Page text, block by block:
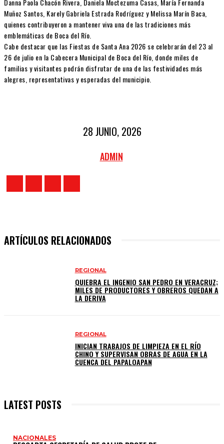
Danna Paola Chacón Rivera, Daniela Moctezuma Casas, María Fernanda
Muñoz Santos, Karely Gabriela Estrada Rodríguez y Melissa Marín Baca,
quienes contribuyeron a mantener viva una de las tradiciones más
emblemáticas de Boca del Río.
Cabe destacar que las Fiestas de Santa Ana 2026 se celebrarán del 23 al
26 de julio en la Cabecera Municipal de Boca del Río, donde miles de
familias y visitantes podrán disfrutar de una de las festividades más
alegres, representativas y esperadas del municipio.
28 JUNIO, 2026
ADMIN
ARTÍCULOS RELACIONADOS
REGIONAL
QUIEBRA EL INGENIO SAN PEDRO EN VERACRUZ;
MILES DE PRODUCTORES Y OBREROS QUEDAN A
LA DERIVA
REGIONAL
INICIAN TRABAJOS DE LIMPIEZA EN EL RÍO
CHINO Y SUPERVISAN OBRAS DE AGUA EN LA
CUENCA DEL PAPALOAPAN
LATEST POSTS
NACIONALES